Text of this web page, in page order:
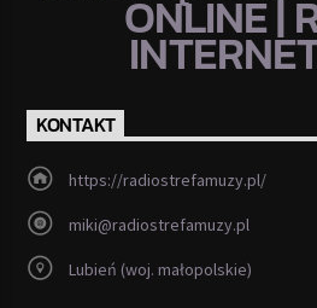
ONLINE |
KONTAKT
https://radiostrefamuzy.pl/
miki@radiostrefamuzy.pl
Lubień (woj. małopolskie)